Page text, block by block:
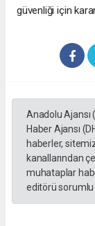
güvenliği için
Anadolu Ajansı
Haber Ajansı
haberler,
kanallarından
muhataplar
editörü sorumlu